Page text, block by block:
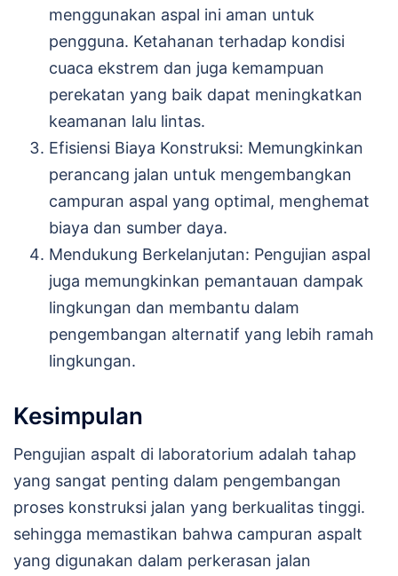
menggunakan aspal ini aman untuk
pengguna. Ketahanan terhadap kondisi
cuaca ekstrem dan juga kemampuan
perekatan yang baik dapat meningkatkan
keamanan lalu lintas.
Efisiensi Biaya Konstruksi: Memungkinkan
perancang jalan untuk mengembangkan
campuran aspal yang optimal, menghemat
biaya dan sumber daya.
Mendukung Berkelanjutan: Pengujian aspal
juga memungkinkan pemantauan dampak
lingkungan dan membantu dalam
pengembangan alternatif yang lebih ramah
lingkungan.
Kesimpulan
Pengujian aspalt di laboratorium adalah tahap
yang sangat penting dalam pengembangan
proses konstruksi jalan yang berkualitas tinggi.
sehingga memastikan bahwa campuran aspalt
yang digunakan dalam perkerasan jalan